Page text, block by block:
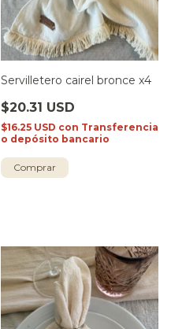
Servilletero cairel bronce x4
$20.31 USD
$16.25 USD con Transferencia
o depósito bancario